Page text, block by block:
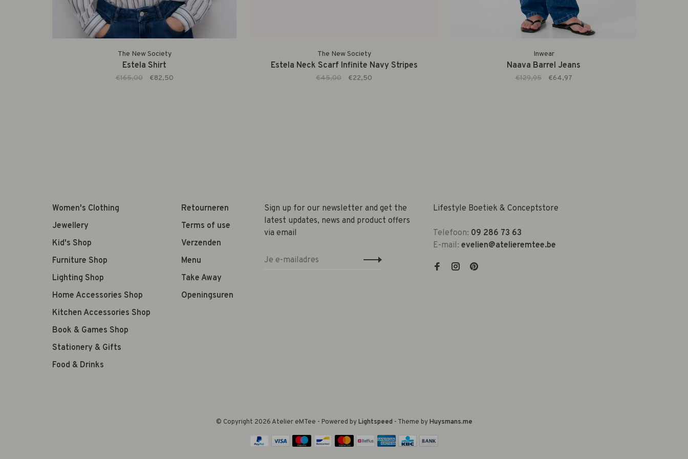
The New Society
Estela Shirt
€165,00 €82,50
The New Society
Estela Neck Scarf Infinite Navy Stripes
€45,00 €22,50
Inwear
Naava Barrel Jeans
€129,95 €64,97
Women's Clothing
Jewellery
Kid's Shop
Furniture Shop
Lighting Shop
Home Accessories Shop
Kitchen Accessories Shop
Book & Games Shop
Stationery & Gifts
Food & Drinks
Retourneren
Terms of use
Verzenden
Menu
Take Away
Openingsuren
Sign up for our newsletter and get the
latest updates, news and product offers
via email
Lifestyle Boetiek & Conceptstore
Telefoon: 09 286 73 63
E-mail: evelien@atelieremtee.be
© Copyright 2026 Atelier eMTee - Powered byLightspeed - Theme byHuysmans.me